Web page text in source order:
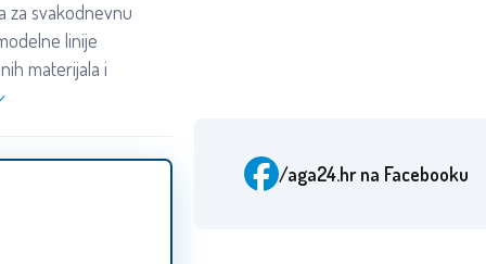
za svakodnevnu
linije
materijala i
/aga24.hrna Facebooku